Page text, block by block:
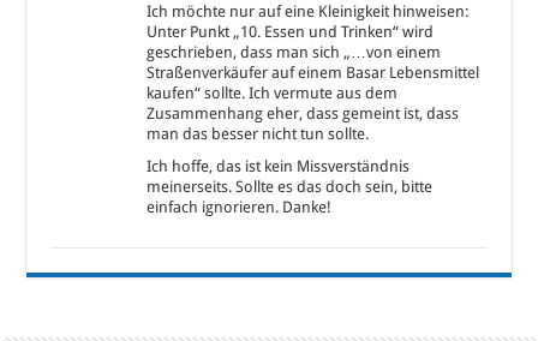
Ich möchte nur auf eine Kleinigkeit hinweisen:
Unter Punkt „10. Essen und Trinken“ wird
geschrieben, dass man sich „…von einem
Straßenverkäufer auf einem Basar Lebensmittel
kaufen“ sollte. Ich vermute aus dem
Zusammenhang eher, dass gemeint ist, dass
man das besser nicht tun sollte.
Ich hoffe, das ist kein Missverständnis
meinerseits. Sollte es das doch sein, bitte
einfach ignorieren. Danke!